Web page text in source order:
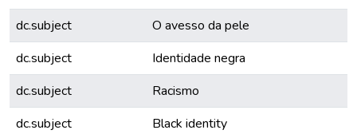
dc.subject
O avesso da pele
dc.subject
Identidade negra
dc.subject
Racismo
dc.subject
Black identity